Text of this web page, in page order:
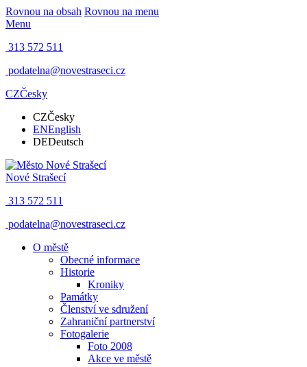
Rovnou na obsah Rovnou na menu
Menu
313 572 511
podatelna@novestraseci.cz
CZČesky
CZČesky
ENEnglish
DEDeutsch
Nové Strašecí
313 572 511
podatelna@novestraseci.cz
O městě
Obecné informace
Historie
Kroniky
Památky
Členství ve sdružení
Zahraniční partnerství
Fotogalerie
Foto 2008
Akce ve městě